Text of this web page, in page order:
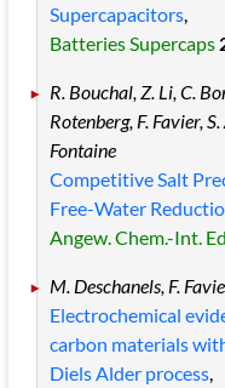
Supercapacitors,
Batteries Supercaps
R. Bouchal, Z. Li, C.
Rotenberg, F. Favier,
Fontaine
Competitive Salt
Free-Water
Angew. Chem.-Int.
M. Deschanels, F.
Electrochemical
carbon materials
Diels Alder process,